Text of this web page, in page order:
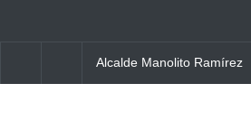
Alcalde Manolito Ramírez
Ordenamiento Territorial